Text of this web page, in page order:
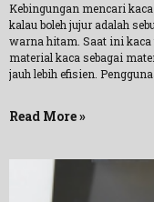
Kebingungan mencari
kalau boleh jujur adalah
warna hitam. Saat ini kaca
material kaca sebagai
jauh lebih efisien.
Read More »